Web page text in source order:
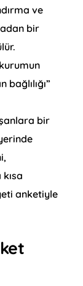
ve
bir
bağlılığı”
bir
anketiyle